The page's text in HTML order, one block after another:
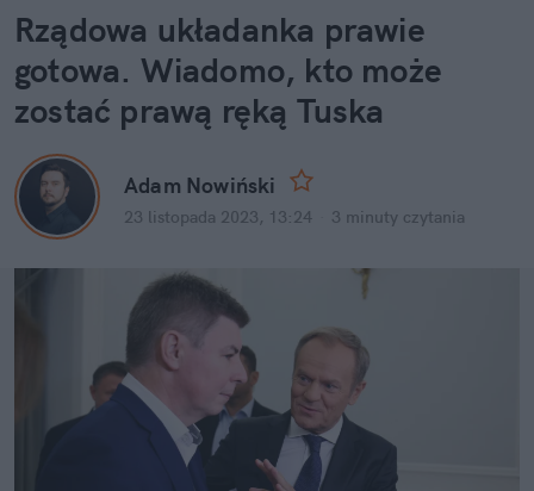
Rządowa układanka prawie
gotowa. Wiadomo, kto może
zostać prawą ręką Tuska
Adam Nowiński
23 listopada 2023, 13:24 3 minuty czytania